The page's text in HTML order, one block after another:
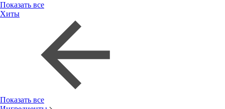
Показать все
Хиты
Показать все